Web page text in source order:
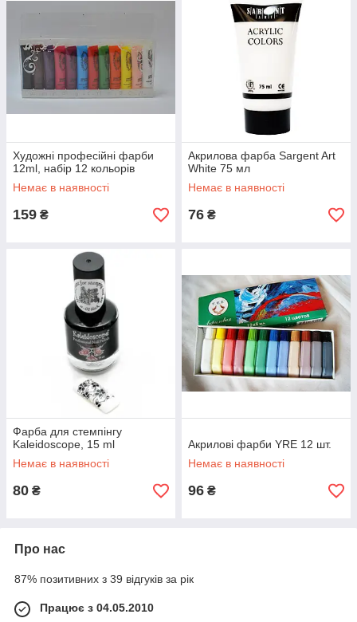
Художні професійні фарби
12ml, набір 12 кольорів
Немає в наявності
159 ₴
Акрилова фарба Sargent Art
White 75 мл
Немає в наявності
76 ₴
Фарба для стемпінгу
Kaleidoscope, 15 ml
Немає в наявності
80 ₴
Акрилові фарби YRE 12 шт.
Немає в наявності
96 ₴
Про нас
87% позитивних з 39 відгуків за рік
Працює з 04.05.2010